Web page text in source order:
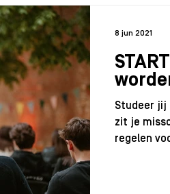
Studeer jij
zit je
regelen
8 jun 2021